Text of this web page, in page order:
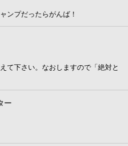
ンプだったらがんば！
て下さい。なおしますので「絶対と
ー